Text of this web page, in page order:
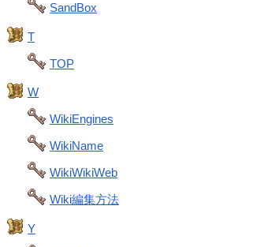
SandBox
T
TOP
W
WikiEngines
WikiName
WikiWikiWeb
Wiki編集方法
Y